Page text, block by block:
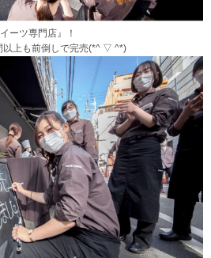
ーツ専門店』！
以上も前倒しで完売(*^ ▽ ^*)